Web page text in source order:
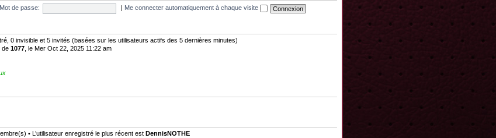
Mot de passe: Me connecter automatiquement à chaque visite
0 invisible et 5 invités (basées sur les utilisateurs actifs des 5 dernières minutes)
de 1077 , le Mer Oct 22, 2025 11:22 am
• L’utilisateur enregistré le plus récent est DennisNOTHE